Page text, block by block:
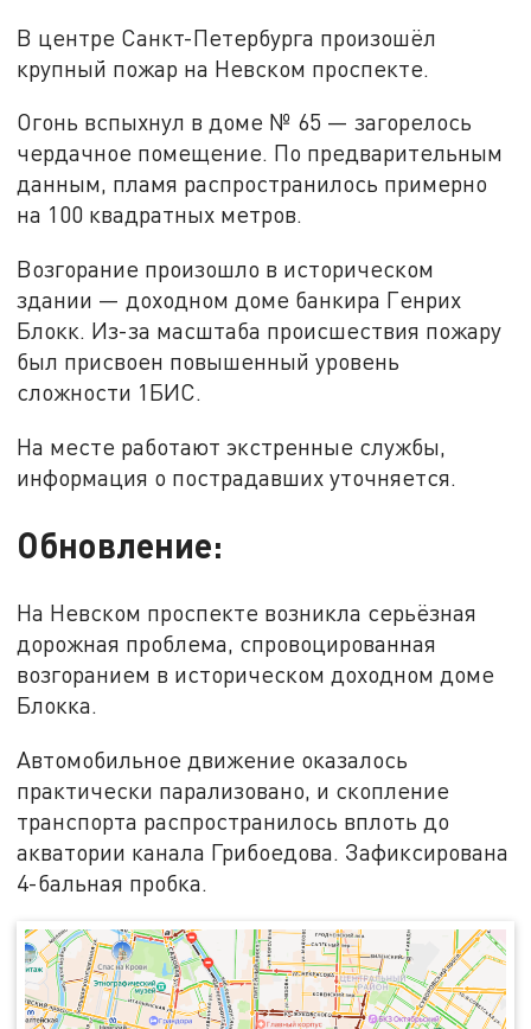
В центре Санкт-Петербурга произошёл
крупный пожар на Невском проспекте.
Огонь вспыхнул в доме № 65 — загорелось
чердачное помещение. По предварительным
данным, пламя распространилось примерно
на 100 квадратных метров.
Возгорание произошло в историческом
здании — доходном доме банкира Генрих
Блокк. Из-за масштаба происшествия пожару
был присвоен повышенный уровень
сложности 1БИС.
На месте работают экстренные службы,
информация о пострадавших уточняется.
Обновление:
На Невском проспекте возникла серьёзная
дорожная проблема, спровоцированная
возгоранием в историческом доходном доме
Блокка.
Автомобильное движение оказалось
практически парализовано, и скопление
транспорта распространилось вплоть до
акватории канала Грибоедова. Зафиксирована
4-бальная пробка.